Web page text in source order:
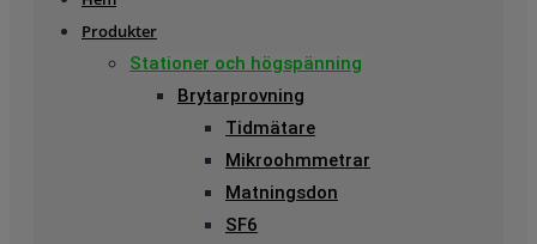
Produkter
Stationer och högspänning
Brytarprovning
Tidmätare
Mikroohmmetrar
Matningsdon
SF6